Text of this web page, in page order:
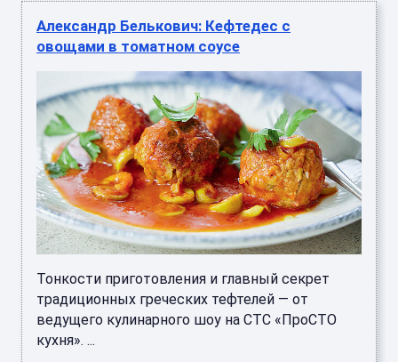
Александр Белькович: Кефтедес с
овощами в томатном соусе
Тонкости приготовления и главный секрет
традиционных греческих тефтелей — от
ведущего кулинарного шоу на СТС «ПроСТО
кухня». ...